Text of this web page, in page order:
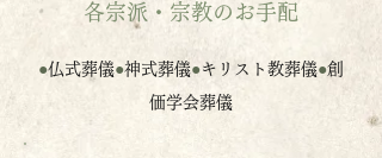
各宗派・宗教のお手配
●仏式葬儀●神式葬儀●キリスト教葬儀●創
価学会葬儀